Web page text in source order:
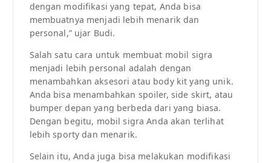
dengan modifikasi yang tepat, Anda bisa
membuatnya menjadi lebih menarik dan
personal,” ujar Budi.
Salah satu cara untuk membuat mobil sigra
menjadi lebih personal adalah dengan
menambahkan aksesori atau body kit yang unik.
Anda bisa menambahkan spoiler, side skirt, atau
bumper depan yang berbeda dari yang biasa.
Dengan begitu, mobil sigra Anda akan terlihat
lebih sporty dan menarik.
Selain itu, Anda juga bisa melakukan modifikasi